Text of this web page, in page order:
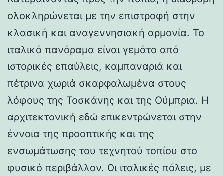
ολοκληρώνεται με την επιστροφή στην
κλασική και αναγεννησιακή αρμονία. Το
ιταλικό πανόραμα είναι γεμάτο από
ιστορικές επαύλεις, καμπαναριά και
πέτρινα χωριά σκαρφαλωμένα στους
λόφους της Τοσκάνης και της Ούμπρια. Η
αρχιτεκτονική εδώ επικεντρώνεται στην
έννοια της προοπτικής και της
ενσωμάτωσης του τεχνητού τοπίου στο
φυσικό περιβάλλον. Οι ιταλικές πόλεις, με